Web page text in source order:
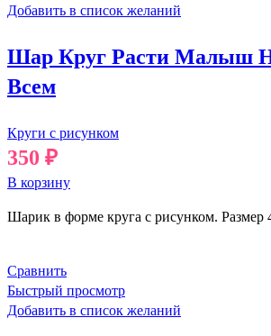
Добавить в список желаний
Шар Круг Расти Малыш
Всем
Круги с рисунком
350 ₽
В корзину
Шарик в форме круга с рисунком. Размер
Сравнить
Быстрый просмотр
Добавить в список желаний